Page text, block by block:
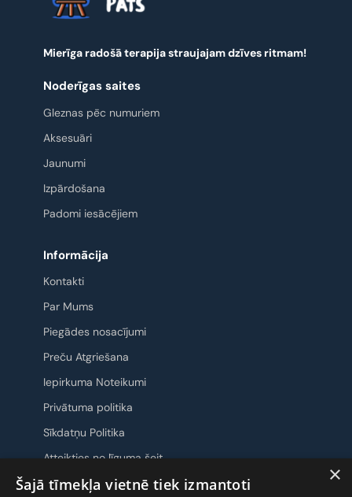
Mierīga radošā terapija straujajam dzīves ritmam!
Noderīgas saites
Gleznas pēc numuriem
Aksesuāri
Jaunumi
Izpārdošana
Padomi iesācējiem
Informācija
Kontakti
Par Mums
Piegādes nosacījumi
Preču Atgriešana
Iepirkuma Noteikumi
Privātuma politika
Sīkdatņu Politika
Atteikties no līguma šeit
×
Šajā tīmekļa vietnē tiek izmantoti